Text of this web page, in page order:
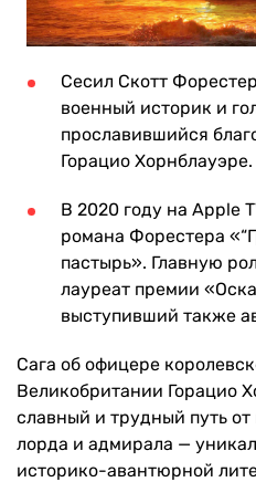
Сесил Скотт
военный историк и
прославившийся
Горацио Хорнблауэре.
В 2020 году на Apple
романа Форестера
пастырь». Главную
лауреат премии
выступивший также
Сага об офицере
Великобритании Горацио
славный и трудный путь
лорда и адмирала —
историко-авантюрной